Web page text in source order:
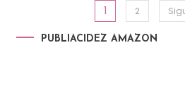
Paginación de
1 2
PUBLIACIDEZ AMAZON